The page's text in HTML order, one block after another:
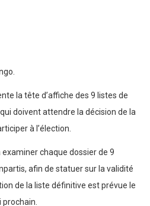
la tête d’affiche des 9 listes de
doivent attendre la décision de la
à l’élection.
chaque dossier de 9
afin de statuer sur la validité
de la liste définitive est prévue le
prochain.